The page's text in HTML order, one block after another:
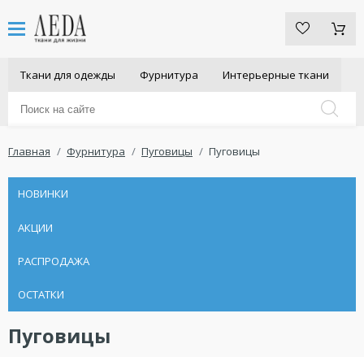
Ткани для одежды Фурнитура Интерьерные ткани
Главная Фурнитура Пуговицы Пуговицы
НОВИНКИ
АКЦИИ
РАСПРОДАЖА
ОСТАТКИ
Пуговицы